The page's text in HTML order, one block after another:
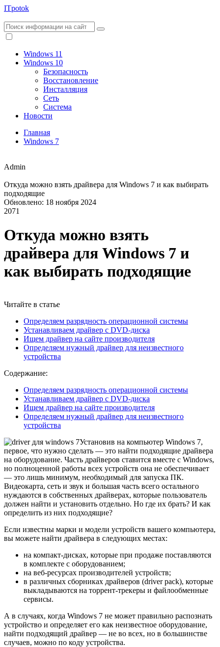
ITpotok
Windows 11
Windows 10
Безопасность
Восстановление
Инсталляция
Сеть
Система
Новости
Главная
Windows 7
Admin
Откуда можно взять драйвера для Windows 7 и как выбирать
подходящие
Обновлено: 18 ноября 2024
2071
Откуда можно взять
драйвера для Windows 7 и
как выбирать подходящие
Читайте в статье
Определяем разрядность операционной системы
Устанавливаем драйвер с DVD-диска
Ищем драйвер на сайте производителя
Определяем нужный драйвер для неизвестного
устройства
Содержание:
Определяем разрядность операционной системы
Устанавливаем драйвер с DVD-диска
Ищем драйвер на сайте производителя
Определяем нужный драйвер для неизвестного
устройства
Установив на компьютер Windows 7,
первое, что нужно сделать — это найти подходящие драйвера
на оборудование. Часть драйверов ставится вместе с Windows,
но полноценной работы всех устройств она не обеспечивает
— это лишь минимум, необходимый для запуска ПК.
Видеокарта, сеть и звук и большая часть всего остального
нуждаются в собственных драйверах, которые пользователь
должен найти и установить отдельно. Но где их брать? И как
определить из них подходящие?
Если известны марки и модели устройств вашего компьютера,
вы можете найти драйвера в следующих местах:
на компакт-дисках, которые при продаже поставляются
в комплекте с оборудованием;
на веб-ресурсах производителей устройств;
в различных сборниках драйверов (driver pack), которые
выкладываются на торрент-трекеры и файлообменные
сервисы.
А в случаях, когда Windows 7 не может правильно распознать
устройство и определяет его как неизвестное оборудование,
найти подходящий драйвер — не во всех, но в большинстве
случаев, можно по коду устройства.